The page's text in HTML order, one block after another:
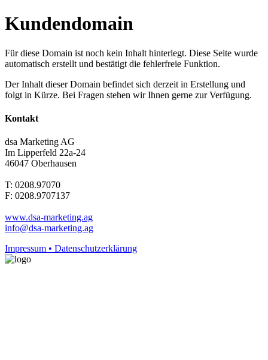
Kundendomain
Für diese Domain ist noch kein Inhalt hinterlegt. Diese Seite wurde
automatisch erstellt und bestätigt die fehlerfreie Funktion.
Der Inhalt dieser Domain befindet sich derzeit in Erstellung und
folgt in Kürze. Bei Fragen stehen wir Ihnen gerne zur Verfügung.
Kontakt
dsa Marketing AG
Im Lipperfeld 22a-24
46047 Oberhausen
T: 0208.97070
F: 0208.9707137
www.dsa-marketing.ag
info@dsa-marketing.ag
Impressum • Datenschutzerklärung